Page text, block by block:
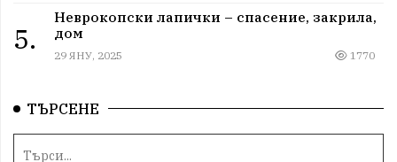
5.
Неврокопски лапички – спасение, закрила,
дом
29 ЯНУ, 2025 1770
ТЪРСЕНЕ